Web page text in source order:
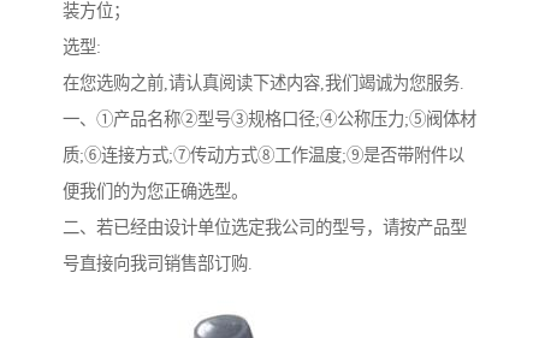
装方位；
选型:
在您选购之前,请认真阅读下述内容,我们竭诚为您服务.
一、①产品名称②型号③规格口径;④公称压力;⑤阀体材
质;⑥连接方式;⑦传动方式⑧工作温度;⑨是否带附件以
便我们的为您正确选型。
二、若已经由设计单位选定我公司的型号，请按产品型
号直接向我司销售部订购.